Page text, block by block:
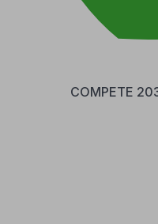
COMPETE